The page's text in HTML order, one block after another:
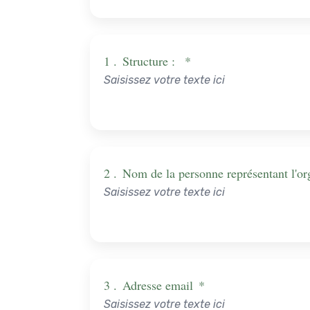
1 . Structure : *
2 . Nom de la personne représentant
3 . Adresse email *